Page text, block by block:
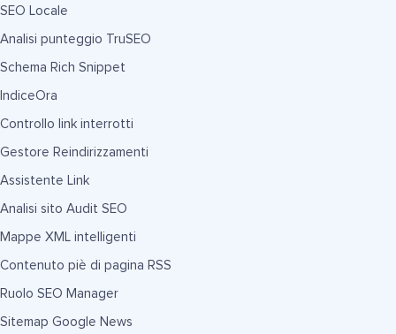
SEO Locale
Analisi punteggio TruSEO
Schema Rich Snippet
IndiceOra
Controllo link interrotti
Gestore Reindirizzamenti
Assistente Link
Analisi sito Audit SEO
Mappe XML intelligenti
Contenuto piè di pagina RSS
Ruolo SEO Manager
Sitemap Google News